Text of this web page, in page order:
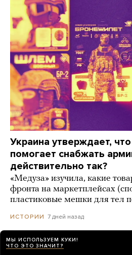
Украина утверждает,
помогает снабжать
действительно так?
«Медуза» изучила, какие
фронта на маркетплейсах
пластиковые мешки для тел
ИСТОРИИ 7 дней назад
МЫ ИСПОЛЬЗУЕМ КУКИ!
ЧТО ЭТО ЗНАЧИТ?